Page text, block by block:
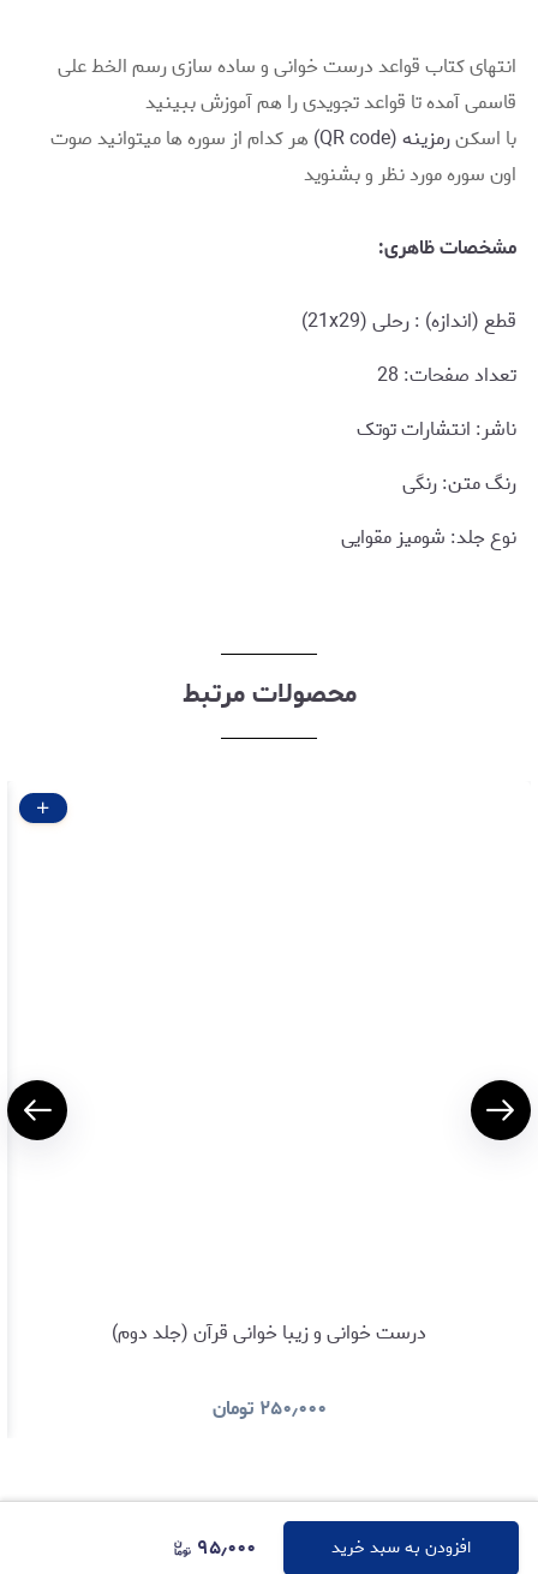
افزودن به سبد خرید ۹۵٫۰۰۰
انتهای کتاب قواعد درست خوانی و ساده سازی رسم الخط علی
قاسمی آمده تا قواعد تجویدی را هم آموزش ببینید
با اسکنرمزینه (QR code)
هر کدام از سوره ها میتوانید صوت
اون سوره مورد نظر و بشنوید
مشخصات ظاهری:
قطع (اندازه) : رحلی (21x29)
تعداد صفحات: 28
ناشر: انتشارات توتک
رنگ متن: رنگی
نوع جلد: شومیز مقوایی
محصولات مرتبط
درست خوانی و زیبا خوانی قرآن (جلد دوم)
۲۵۰٫۰۰۰ تومان